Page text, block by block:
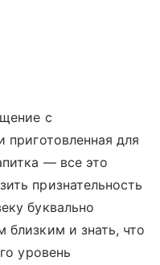
с
приготовленная для
— все это
признательность
буквально
близким и знать, что
уровень